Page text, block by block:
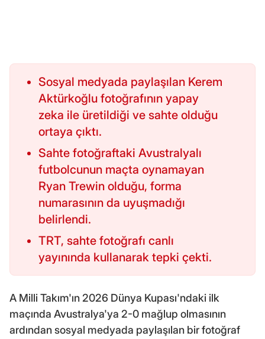
Sosyal medyada paylaşılan Kerem
Aktürkoğlu fotoğrafının yapay
zeka ile üretildiği ve sahte olduğu
ortaya çıktı.
Sahte fotoğraftaki Avustralyalı
futbolcunun maçta oynamayan
Ryan Trewin olduğu, forma
numarasının da uyuşmadığı
belirlendi.
TRT, sahte fotoğrafı canlı
yayınında kullanarak tepki çekti.
A Milli Takım'ın 2026 Dünya Kupası'ndaki ilk
maçında Avustralya'ya 2-0 mağlup olmasının
ardından sosyal medyada paylaşılan bir fotoğraf